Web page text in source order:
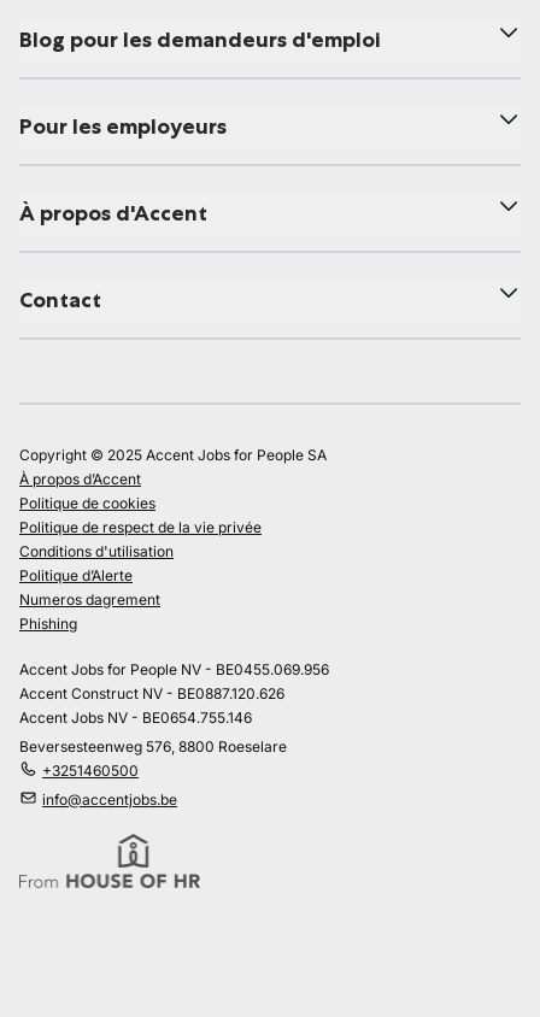
Blog pour les demandeurs d'emploi
Pour les employeurs
À propos d'Accent
Contact
Copyright © 2025 Accent Jobs for People SA
À propos d’Accent
Politique de cookies
Politique de respect de la vie privée
Conditions d'utilisation
Politique d’Alerte
Numeros dagrement
Phishing
Accent Jobs for People NV - BE0455.069.956
Accent Construct NV - BE0887.120.626
Accent Jobs NV - BE0654.755.146
Beversesteenweg 576, 8800 Roeselare
+3251460500
info@accentjobs.be